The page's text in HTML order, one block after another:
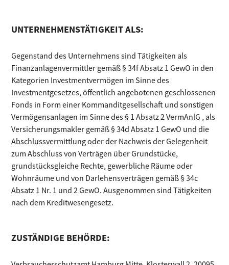
UNTERNEHMENSTÄTIGKEIT ALS:
Gegenstand des Unternehmens sind Tätigkeiten als
Finanzanlagenvermittler gemäß § 34f Absatz 1 GewO in den
Kategorien Investmentvermögen im Sinne des
Investmentgesetzes, öffentlich angebotenen geschlossenen
Fonds in Form einer Kommanditgesellschaft und sonstigen
Vermögensanlagen im Sinne des § 1 Absatz 2 VermAnlG , als
Versicherungsmakler gemäß § 34d Absatz 1 GewO und die
Abschlussvermittlung oder der Nachweis der Gelegenheit
zum Abschluss von Verträgen über Grundstücke,
grundstücksgleiche Rechte, gewerbliche Räume oder
Wohnräume und von Darlehensverträgen gemäß § 34c
Absatz 1 Nr. 1 und 2 GewO. Ausgenommen sind Tätigkeiten
nach dem Kreditwesengesetz.
ZUSTÄNDIGE BEHÖRDE: